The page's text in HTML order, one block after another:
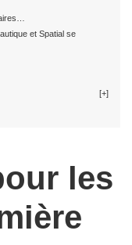
et Spatial se
[+]
les